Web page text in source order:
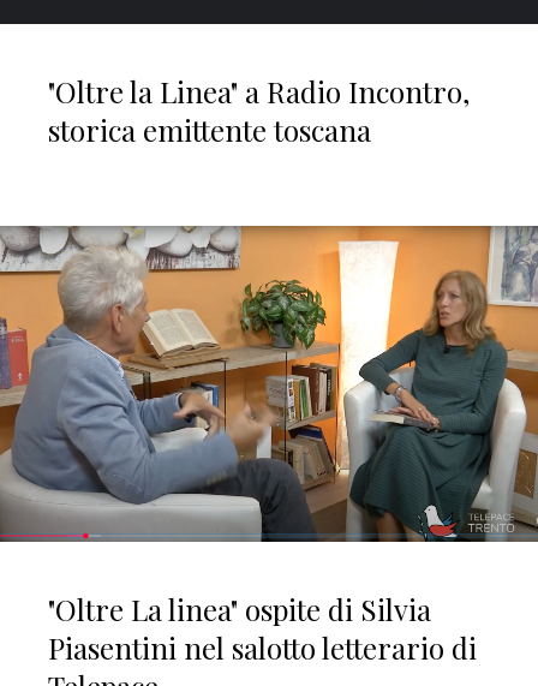
"Oltre la Linea" a Radio Incontro,
storica emittente toscana
"Oltre La linea" ospite di Silvia
Piasentini nel salotto letterario di